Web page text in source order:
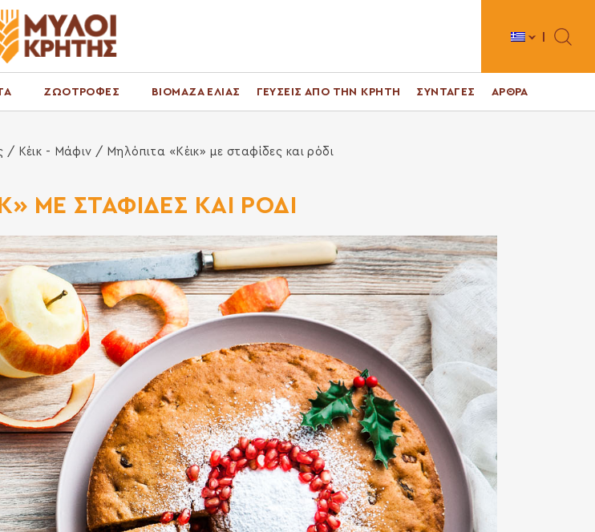
Toggle
ΖΩΟΤΡΟΦΕΣ ΒΙΟΜΑΖΑ ΕΛΙΑΣ ΓΕΥΣΕΙΣ ΑΠΟ ΤΗΝ ΚΡΗΤΗ ΣΥΝΤΑΓΕΣ ΑΡΘΡΑ
/ Κέικ - Μάφιν / Μηλόπιτα «Κέικ» με σταφίδες και ρόδι
ΜΕ ΣΤΑΦΙΔΕΣ ΚΑΙ ΡΟΔΙ